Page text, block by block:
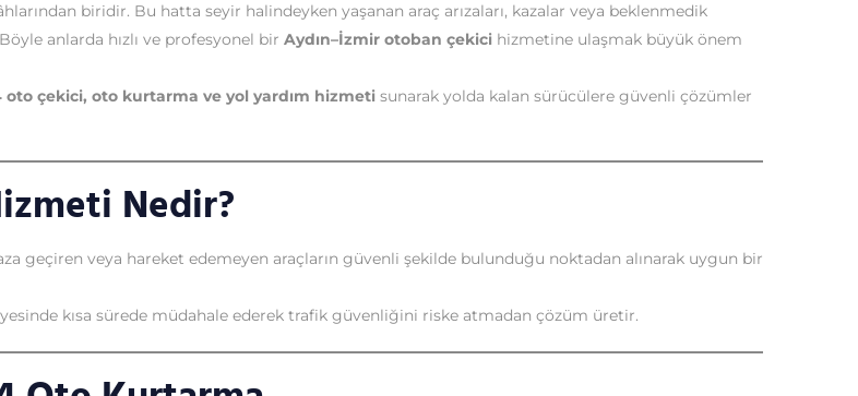
biridir. Bu hatta seyir halindeyken yaşanan araç arızaları, kazalar veya beklenmedik
anlarda hızlı ve profesyonel bir Aydın–İzmir otoban çekici hizmetine ulaşmak büyük önem
oto çekici, oto kurtarma ve yol yardım hizmeti sunarak yolda kalan sürücülere güvenli çözümler
Nedir?
geçiren veya hareket edemeyen araçların güvenli şekilde bulunduğu noktadan alınarak uygun bir
kısa sürede müdahale ederek trafik güvenliğini riske atmadan çözüm üretir.